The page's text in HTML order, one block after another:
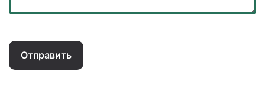
Отправить